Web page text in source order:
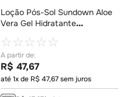
Loção Pós-Sol Sundown Aloe
Vera Gel Hidratante
☆☆☆☆☆
R$ 47,67
até1x de R$47,67sem juros